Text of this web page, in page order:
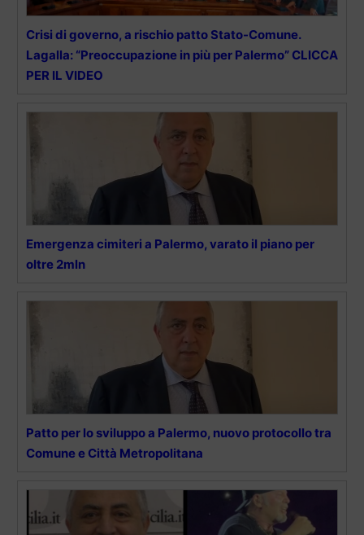
Crisi di governo, a rischio patto Stato-Comune.
Lagalla: “Preoccupazione in più per Palermo” CLICCA
PER IL VIDEO
Emergenza cimiteri a Palermo, varato il piano per
oltre 2mln
Patto per lo sviluppo a Palermo, nuovo protocollo tra
Comune e Città Metropolitana